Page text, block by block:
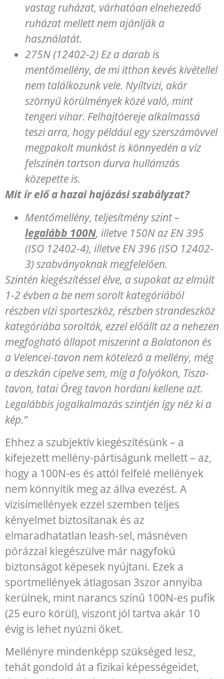
vastag ruházat, várhatóan elnehezedő
ruházat mellett nem ajánlják a
használatát.
275N (12402-2) Ez a darab is
mentőmellény, de mi itthon kevés kivétellel
nem találkozunk vele. Nyíltvizi, akár
szörnyű körülmények közé való, mint
tengeri vihar. Felhajtóereje alkalmassá
teszi arra, hogy például egy szerszámövvel
megpakolt munkást is könnyedén a víz
felszínén tartson durva hullámzás
közepette is.
Mit ír elő a hazai hajózási szabályzat?
Mentőmellény, teljesítmény szint –
legalább 100N, illetve 150N az EN 395
(ISO 12402-4), illetve EN 396 (ISO 12402-
3) szabványoknak megfelelően.
Szintén kiegészítéssel élve, a supokat az elmúlt
1-2 évben a be nem sorolt kategóriából
részben vízi sporteszköz, részben strandeszköz
kategóriába sorolták, ezzel előállt az a nehezen
megfogható állapot miszerint a Balatonon és
a Velencei-tavon nem kötelező a mellény, még
a deszkán cipelve sem, míg a folyókon, Tisza-
tavon, tatai Öreg tavon hordani kellene azt.
Legalábbis jogalkalmazás szintjén így néz ki a
kép.”
Ehhez a szubjektív kiegészítésünk – a
kifejezett mellény-pártiságunk mellett – az,
hogy a 100N-es és attól felfelé mellények
nem könnyítik meg az állva evezést. A
vízisímellények ezzel szemben teljes
kényelmet biztosítanak és az
elmaradhatatlan leash-sel, másnéven
pórázzal kiegészülve már nagyfokú
biztonságot képesek nyújtani. Ezek a
sportmellények átlagosan 3szor annyiba
kerülnek, mint narancs színű 100N-es pufik
(25 euro körül), viszont jól tartva akár 10
évig is lehet nyúzni őket.
Mellényre mindenképp szükséged lesz,
tehát gondold át a fizikai képességeidet,